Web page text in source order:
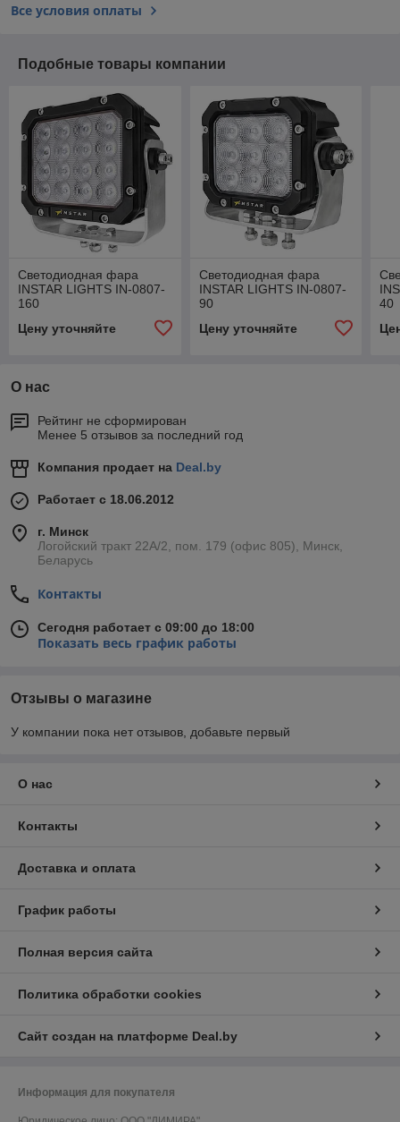
Все условия оплаты
Подобные товары компании
Светодиодная фара
INSTAR LIGHTS IN-0807-
160
Цену уточняйте
Светодиодная фара
INSTAR LIGHTS IN-0807-
90
Цену уточняйте
40
О нас
Рейтинг не сформирован
Менее 5 отзывов за последний год
Компания продает на Deal.by
Работает с 18.06.2012
г. Минск
Логойский тракт 22А/2, пом. 179 (офис 805), Минск,
Беларусь
Контакты
Сегодня работает с 09:00 до 18:00
Показать весь график работы
Отзывы о магазине
У компании пока нет отзывов, добавьте первый
О нас
Контакты
Доставка и оплата
График работы
Полная версия сайта
Политика обработки cookies
Сайт создан на платформе Deal.by
Информация для покупателя